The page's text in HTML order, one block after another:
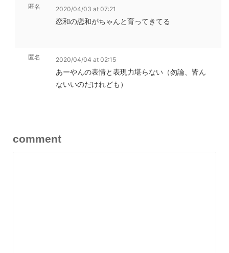
匿名 2020/04/03 at 07:21
恋和の恋和がちゃんと育ってきてる
匿名 2020/04/04 at 02:15
あーやんの表情と表現力堪らない（勿論、皆ん
ないいのだけれども）
comment